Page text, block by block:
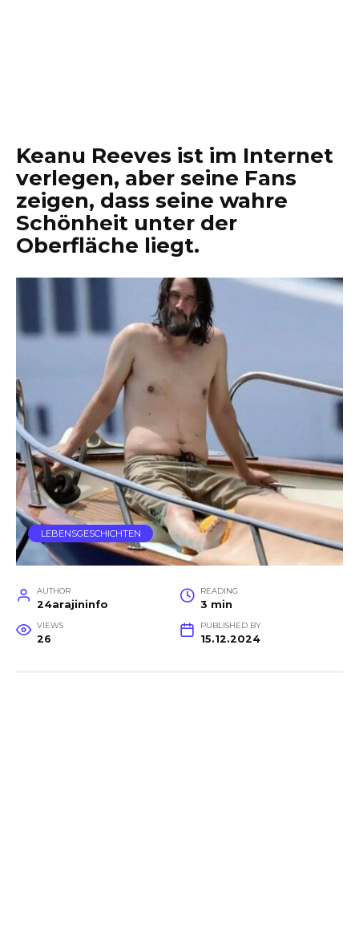
Keanu Reeves ist im Internet
verlegen, aber seine Fans
zeigen, dass seine wahre
Schönheit unter der
Oberfläche liegt.
LEBENSGESCHICHTEN
AUTHOR
24arajininfo
READING
3 min
VIEWS
26
PUBLISHED BY
15.12.2024